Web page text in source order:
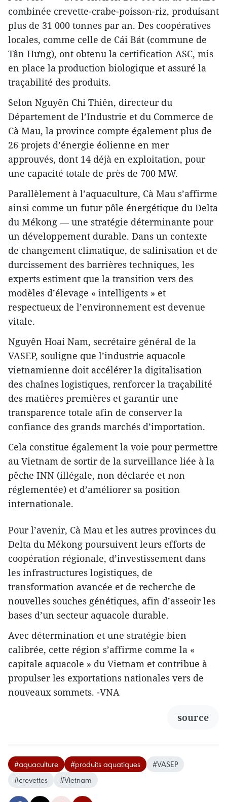
combinée crevette-crabe-poisson-riz, produisant
plus de 31 000 tonnes par an. Des coopératives
locales, comme celle de Cái Bát (commune de
Tân Hưng), ont obtenu la certification ASC, mis
en place la production biologique et assuré la
traçabilité des produits.
Selon Nguyên Chi Thiên, directeur du
Département de l’Industrie et du Commerce de
Cà Mau, la province compte également plus de
26 projets d’énergie éolienne en mer
approuvés, dont 14 déjà en exploitation, pour
une capacité totale de près de 700 MW.
Parallèlement à l’aquaculture, Cà Mau s’affirme
ainsi comme un futur pôle énergétique du Delta
du Mékong — une stratégie déterminante pour
un développement durable. Dans un contexte
de changement climatique, de salinisation et de
durcissement des barrières techniques, les
experts estiment que la transition vers des
modèles d’élevage « intelligents » et
respectueux de l’environnement est devenue
vitale.
Nguyên Hoai Nam, secrétaire général de la
VASEP, souligne que l’industrie aquacole
vietnamienne doit accélérer la digitalisation
des chaînes logistiques, renforcer la traçabilité
des matières premières et garantir une
transparence totale afin de conserver la
confiance des grands marchés d’importation.
Cela constitue également la voie pour permettre
au Vietnam de sortir de la surveillance liée à la
pêche INN (illégale, non déclarée et non
réglementée) et d’améliorer sa position
internationale.
Pour l’avenir, Cà Mau et les autres provinces du
Delta du Mékong poursuivent leurs efforts de
coopération régionale, d’investissement dans
les infrastructures logistiques, de
transformation avancée et de recherche de
nouvelles souches génétiques, afin d’asseoir les
bases d’un secteur aquacole durable.
Avec détermination et une stratégie bien
calibrée, cette région s’affirme comme la «
capitale aquacole » du Vietnam et contribue à
propulser les exportations nationales vers de
nouveaux sommets. -VNA
source
#aquaculture #produits aquatiques
#VASEP
#crevettes
#Vietnam